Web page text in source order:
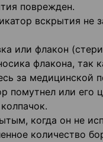
поврежден.
вскрытия не
или флакон
флакона, так
за медицинской
или его
когда он не
количество